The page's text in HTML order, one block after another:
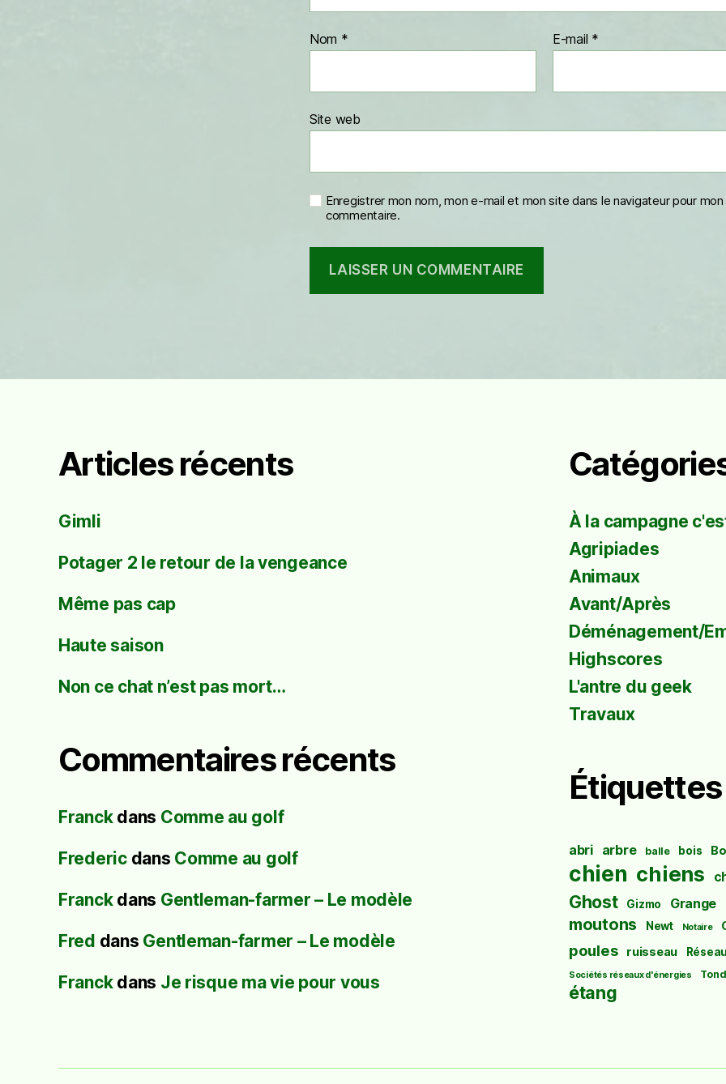
Nom * E-mail *
Site web
Enregistrer mon nom, mon e-mail et mon site dans le navigateur pour mon
commentaire.
Articles récents
Gimli
Potager 2 le retour de la vengeance
Même pas cap
Haute saison
Non ce chat n’est pas mort…
Commentaires récents
Franckdans Comme au golf
Fredericdans Comme au golf
Franckdans Gentleman-farmer – Le modèle
Fred dans Gentleman-farmer – Le modèle
Franckdans Je risque ma vie pour vous
À la campagne
Agripiades
Animaux
Avant/Après
Déménagement/
Highscores
L'antre du geek
Travaux
Étiquettes
abri arbre balle bois
chien chiens
Ghost Gizmo Grange
moutons Newt Notaire
poules ruisseau
Sociétés réseaux d'énergies
étang